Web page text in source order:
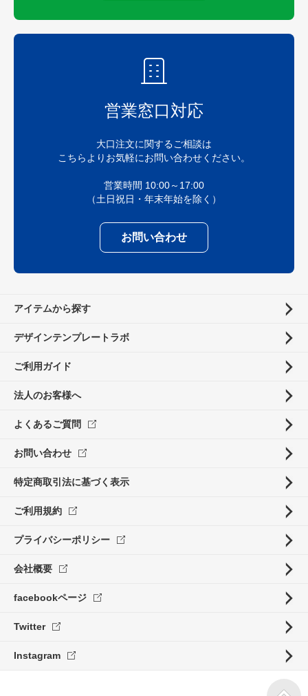
営業窓口対応
大口注文に関するご相談は
こちらよりお気軽にお問い合わせください。
営業時間 10:00～17:00
（土日祝日・年末年始を除く）
お問い合わせ
アイテムから探す
デザインテンプレートラボ
ご利用ガイド
法人のお客様へ
よくあるご質問
お問い合わせ
特定商取引法に基づく表示
ご利用規約
プライバシーポリシー
会社概要
facebookページ
Twitter
Instagram